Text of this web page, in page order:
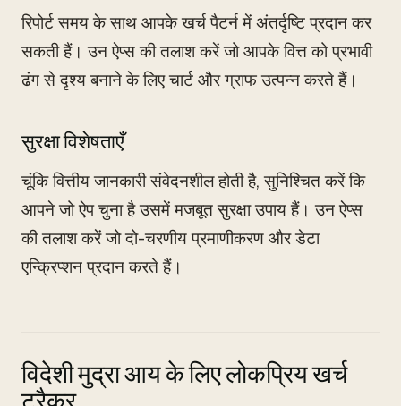
रिपोर्ट समय के साथ आपके खर्च पैटर्न में अंतर्दृष्टि प्रदान कर
सकती हैं। उन ऐप्स की तलाश करें जो आपके वित्त को प्रभावी
ढंग से दृश्य बनाने के लिए चार्ट और ग्राफ उत्पन्न करते हैं।
सुरक्षा विशेषताएँ
चूंकि वित्तीय जानकारी संवेदनशील होती है, सुनिश्चित करें कि
आपने जो ऐप चुना है उसमें मजबूत सुरक्षा उपाय हैं। उन ऐप्स
की तलाश करें जो दो-चरणीय प्रमाणीकरण और डेटा
एन्क्रिप्शन प्रदान करते हैं।
विदेशी मुद्रा आय के लिए लोकप्रिय खर्च